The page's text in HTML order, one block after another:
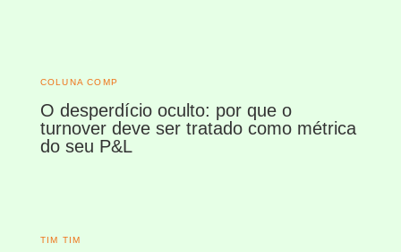
COLUNA COMP
O desperdício oculto: por que o
turnover deve ser tratado como métrica
do seu P&L
TIM TIM